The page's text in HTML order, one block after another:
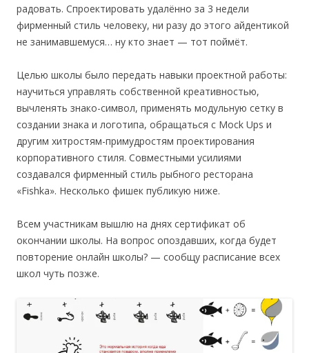
радовать. Спроектировать удалённо за 3 недели
фирменный стиль человеку, ни разу до этого айдентикой
не занимавшемуся… ну кто знает — тот поймёт.
Целью школы было передать навыки проектной работы:
научиться управлять собственной креативностью,
вычленять знако-символ, применять модульную сетку в
создании знака и логотипа, обращаться с Mock Ups и
другим хитростям-примудростям проектирования
корпоративного стиля. Совместными усилиями
создавался фирменный стиль рыбного ресторана
«Fishka». Несколько фишек публикую ниже.
Всем участникам вышлю на днях сертификат об
окончании школы. На вопрос опоздавших, когда будет
повторение онлайн школы? — сообщу расписание всех
школ чуть позже.